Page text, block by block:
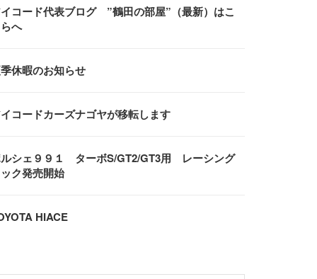
コード代表ブログ ”鶴田の部屋”（最新）はこ
へ
休暇のお知らせ
コードカーズナゴヤが移転します
シェ９９１ ターボS/GT2/GT3用 レーシング
ク発売開始
HIACE